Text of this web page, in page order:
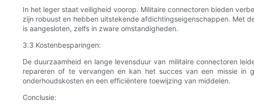
In het leger staat veiligheid voorop. Militaire connectoren bieden
zijn robuust en hebben uitstekende afdichtingseigenschappen. Met
is aangesloten, zelfs in zware omstandigheden.
3.3 Kostenbesparingen:
De duurzaamheid en lange levensduur van militaire connectoren
repareren of te vervangen en kan het succes van een missie in
onderhoudskosten en een efficiëntere toewijzing van middelen.
Conclusie: